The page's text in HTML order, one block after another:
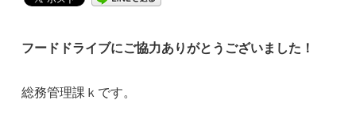
フードドライブにご協力ありがとうございました！
総務管理課ｋです。